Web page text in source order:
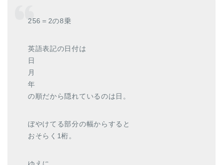
256＝2の8乗
英語表記の日付は
日
月
年
の順だから隠れているのは日。
ぼやけてる部分の幅からすると
おそらく1桁。